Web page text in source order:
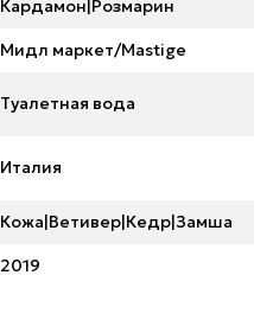
Кардамон|Розмарин
Мидл маркет/Mastige
Туалетная вода
Италия
Кожа|Ветивер|Кедр|Замша
2019